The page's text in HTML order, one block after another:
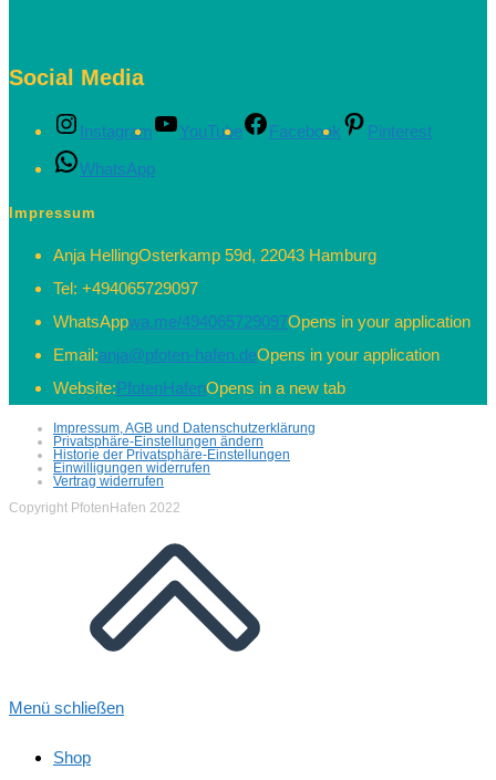
Social Media
Instagram YouTube Facebook
Pinterest
WhatsApp
Impressum
Anja HellingOsterkamp 59d, 22043 Hamburg
Tel: +494065729097
WhatsAppwa.me/494065729097Opens in your application
Email:anja@pfoten-hafen.deOpens in your application
Website:PfotenHafenOpens in a new tab
Impressum, AGB und Datenschutzerklärung
Privatsphäre-Einstellungen ändern
Historie der Privatsphäre-Einstellungen
Einwilligungen widerrufen
Vertrag widerrufen
Copyright PfotenHafen 2022
Menü schließen
Shop